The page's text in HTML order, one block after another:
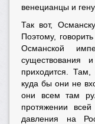
венецианцы и
Так вот,
Поэтому,
Османской
существования
приходится.
куда бы они не
они всем там
протяжении
давления на